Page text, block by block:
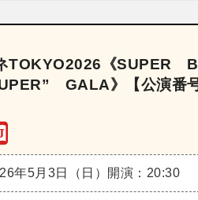
ネTOKYO2026《
GALA》【公演番号
年5月3日（日） 開演：20:30